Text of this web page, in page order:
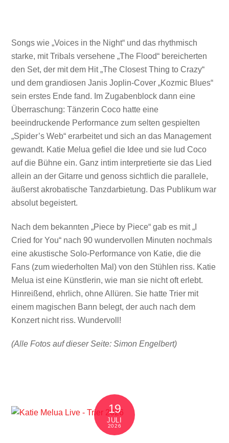
Songs wie „Voices in the Night“ und das rhythmisch
starke, mit Tribals versehene „The Flood“ bereicherten
den Set, der mit dem Hit „The Closest Thing to Crazy“
und dem grandiosen Janis Joplin-Cover „Kozmic Blues“
sein erstes Ende fand. Im Zugabenblock dann eine
Überraschung: Tänzerin Coco hatte eine
beeindruckende Performance zum selten gespielten
„Spider’s Web“ erarbeitet und sich an das Management
gewandt. Katie Melua gefiel die Idee und sie lud Coco
auf die Bühne ein. Ganz intim interpretierte sie das Lied
allein an der Gitarre und genoss sichtlich die parallele,
äußerst akrobatische Tanzdarbietung. Das Publikum war
absolut begeistert.
Nach dem bekannten „Piece by Piece“ gab es mit „I
Cried for You“ nach 90 wundervollen Minuten nochmals
eine akustische Solo-Performance von Katie, die die
Fans (zum wiederholten Mal) von den Stühlen riss. Katie
Melua ist eine Künstlerin, wie man sie nicht oft erlebt.
Hinreißend, ehrlich, ohne Allüren. Sie hatte Trier mit
einem magischen Bann belegt, der auch nach dem
Konzert nicht riss. Wundervoll!
(Alle Fotos auf dieser Seite: Simon Engelbert)
19
JULI
2026